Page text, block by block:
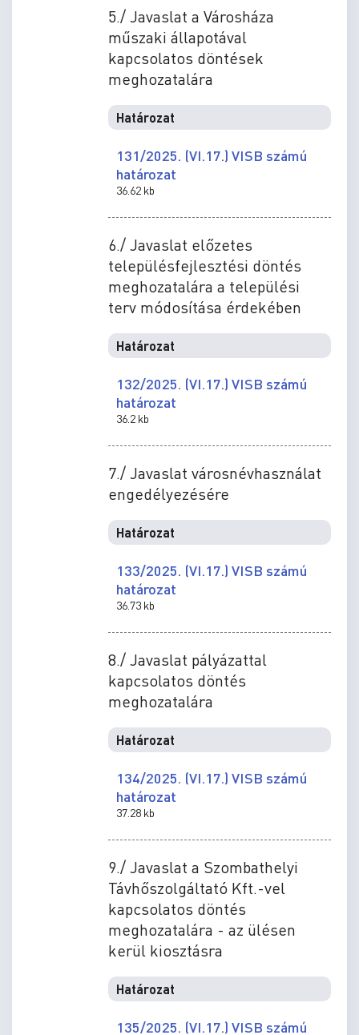
5./ Javaslat a Városháza
műszaki állapotával
kapcsolatos döntések
meghozatalára
Határozat
131/2025. (VI.17.) VISB számú
határozat
36.62 kb
6./ Javaslat előzetes
településfejlesztési döntés
meghozatalára a települési
terv módosítása érdekében
Határozat
132/2025. (VI.17.) VISB számú
határozat
36.2 kb
7./ Javaslat városnévhasználat
engedélyezésére
Határozat
133/2025. (VI.17.) VISB számú
határozat
36.73 kb
8./ Javaslat pályázattal
kapcsolatos döntés
meghozatalára
Határozat
134/2025. (VI.17.) VISB számú
határozat
37.28 kb
9./ Javaslat a Szombathelyi
Távhőszolgáltató Kft.-vel
kapcsolatos döntés
meghozatalára - az ülésen
kerül kiosztásra
Határozat
135/2025. (VI.17.) VISB számú